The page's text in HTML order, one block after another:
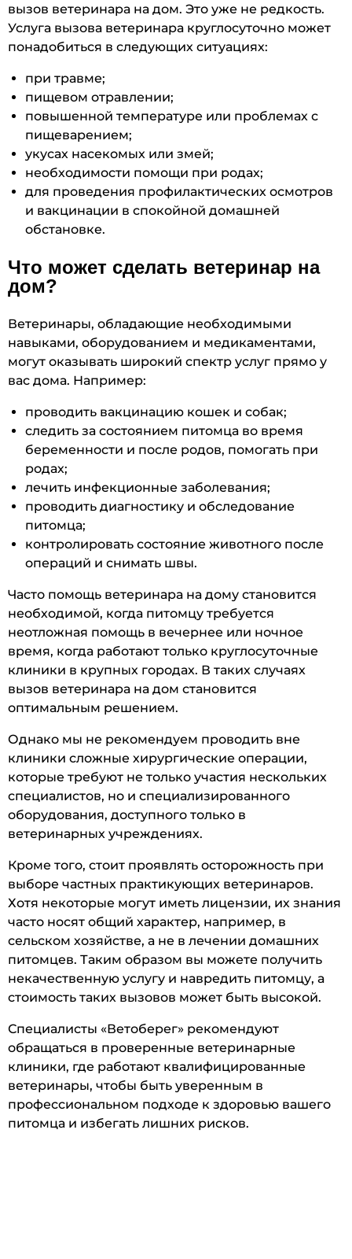
вызов ветеринара на дом. Это уже не редкость.
Услуга вызова ветеринара круглосуточно может
понадобиться в следующих ситуациях:
при травме;
пищевом отравлении;
повышенной температуре или проблемах с
пищеварением;
укусах насекомых или змей;
необходимости помощи при родах;
для проведения профилактических осмотров
и вакцинации в спокойной домашней
обстановке.
Что может сделать ветеринар на
дом?
Ветеринары, обладающие необходимыми
навыками, оборудованием и медикаментами,
могут оказывать широкий спектр услуг прямо у
вас дома. Например:
проводить вакцинацию кошек и собак;
следить за состоянием питомца во время
беременности и после родов, помогать при
родах;
лечить инфекционные заболевания;
проводить диагностику и обследование
питомца;
контролировать состояние животного после
операций и снимать швы.
Часто помощь ветеринара на дому становится
необходимой, когда питомцу требуется
неотложная помощь в вечернее или ночное
время, когда работают только круглосуточные
клиники в крупных городах. В таких случаях
вызов ветеринара на дом становится
оптимальным решением.
Однако мы не рекомендуем проводить вне
клиники сложные хирургические операции,
которые требуют не только участия нескольких
специалистов, но и специализированного
оборудования, доступного только в
ветеринарных учреждениях.
Кроме того, стоит проявлять осторожность при
выборе частных практикующих ветеринаров.
Хотя некоторые могут иметь лицензии, их знания
часто носят общий характер, например, в
сельском хозяйстве, а не в лечении домашних
питомцев. Таким образом вы можете получить
некачественную услугу и навредить питомцу, а
стоимость таких вызовов может быть высокой.
Специалисты «Ветоберег» рекомендуют
обращаться в проверенные ветеринарные
клиники, где работают квалифицированные
ветеринары, чтобы быть уверенным в
профессиональном подходе к здоровью вашего
питомца и избегать лишних рисков.